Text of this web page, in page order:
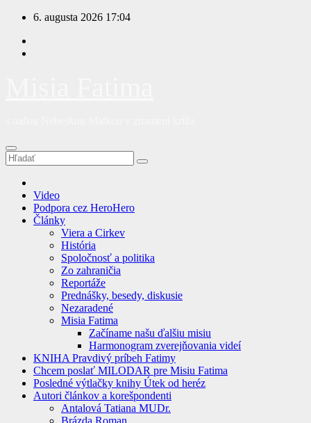
Prejsť
obsah
6. augusta 2026 17:04
Video
Podpora cez HeroHero
Články
Viera a Cirkev
História
Spoločnosť a politika
Zo zahraničia
Reportáže
Prednášky, besedy, diskusie
Nezaradené
Misia Fatima
Začíname našu ďalšiu misiu
Harmonogram zverejňovania videí
KNIHA Pravdivý príbeh Fatimy
Chcem poslať MILODAR pre Misiu Fatima
Posledné výtlačky knihy Útek od heréz
Autori článkov a korešpondenti
Antalová Tatiana MUDr.
Brázda Roman